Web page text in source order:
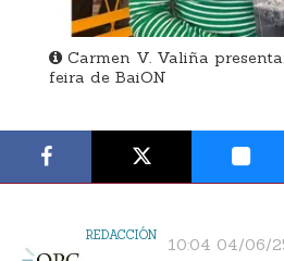
Carmen V. Valiña
feira de BaiON
REDACCIÓN 10:04 04/06/